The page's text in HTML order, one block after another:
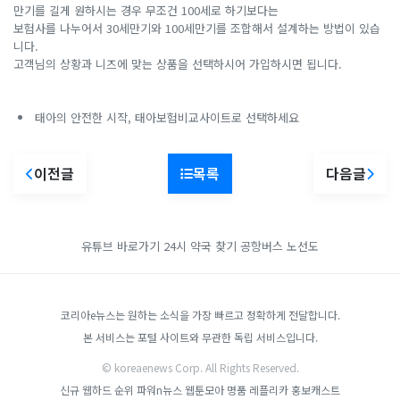
만기를 길게 원하시는 경우 무조건 100세로 하기보다는
보험사를 나누어서 30세만기와 100세만기를 조합해서 설계하는 방법이 있습
니다.
고객님의 상황과 니즈에 맞는 상품을 선택하시어 가입하시면 됩니다.
태아의 안전한 시작, 태아보험비교사이트로 선택하세요
이전글 목록 다음글
유튜브 바로가기 24시 약국 찾기 공항버스 노선도
코리아e뉴스는 원하는 소식을 가장 빠르고 정확하게 전달합니다.
본 서비스는 포털 사이트와 무관한 독립 서비스입니다.
© koreaenews Corp. All Rights Reserved.
신규 웹하드 순위 파워n뉴스 웹툰모아 명품 레플리카홍보캐스트